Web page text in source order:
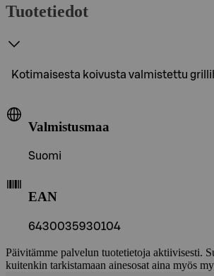
Tuotetiedot
Kotimaisesta koivusta valmistettu
Valmistusmaa
Suomi
EAN
6430035930104
Päivitämme palvelun tuotetietoja aktiivisesti.
kuitenkin tarkistamaan ainesosat aina myös